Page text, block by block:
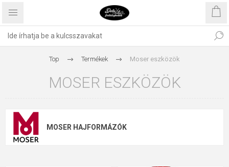
Top Termékek Moser eszközök
MOSER ESZKÖZÖK
MOSER HAJFORMÁZÓK